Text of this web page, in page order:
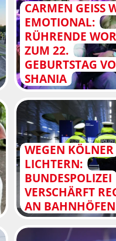
CARMEN GEISS
EMOTIONAL:
RÜHRENDE
ZUM 22.
GEBURTSTAG
SHANIA
WEGEN KÖLNER
LICHTERN:
BUNDESPOLIZEI
VERSCHÄRFT
AN BAHNHÖFEN